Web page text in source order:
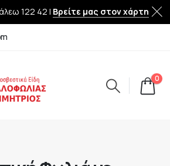
122 42 | Βρείτε μας στον χάρτη
0